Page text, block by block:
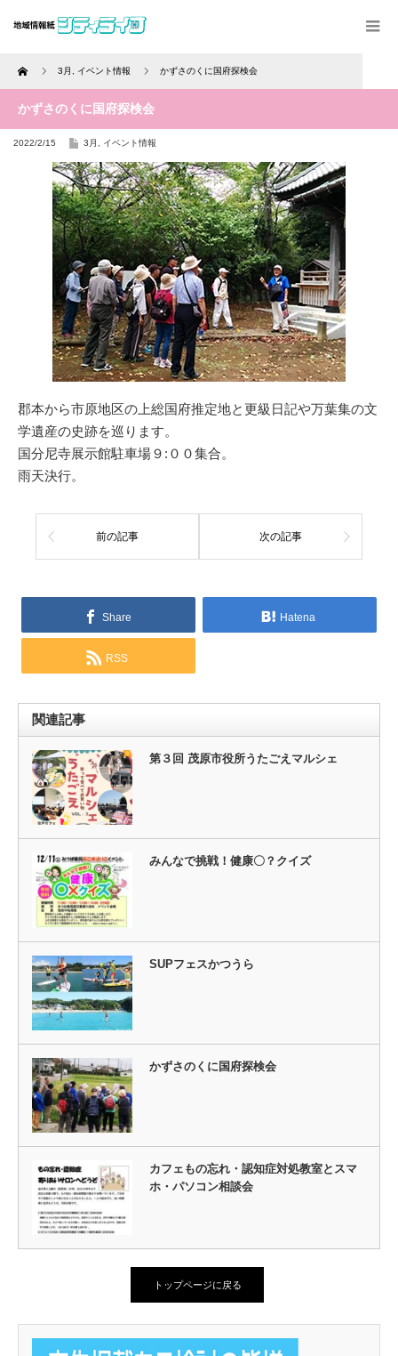
Home 3月 イベント情報 かずさのくに国府探検会
かずさのくに国府探検会
2022/2/15 3月 イベント情報
郡本から市原地区の上総国府推定地と更級日記や万葉集の文
学遺産の史跡を巡ります。
国分尼寺展示館駐車場９:００集合。
雨天決行。
前の記事 次の記事
Share Hatena
RSS
関連記事
第３回 茂原市役所うたごえマルシェ
みんなで挑戦！健康〇？クイズ
SUPフェスかつうら
かずさのくに国府探検会
カフェもの忘れ・認知症対処教室とスマ
ホ・パソコン相談会
トップページに戻る